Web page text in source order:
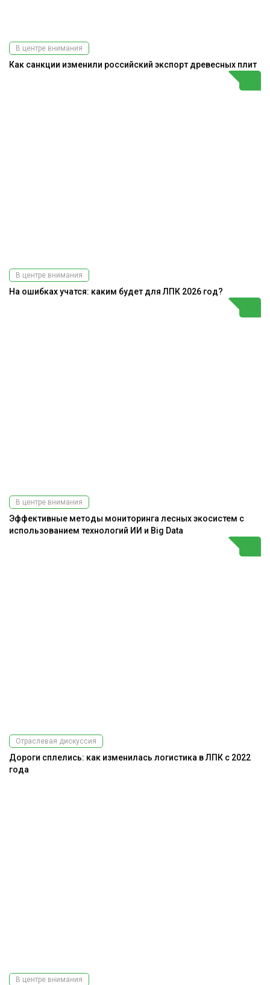
В центре внимания
Как санкции изменили российский экспорт древесных плит
В центре внимания
На ошибках учатся: каким будет для ЛПК 2026 год?
В центре внимания
Эффективные методы мониторинга лесных экосистем с
использованием технологий ИИ и Big Data
Отраслевая дискуссия
Дороги сплелись: как изменилась логистика в ЛПК с 2022
года
В центре внимания